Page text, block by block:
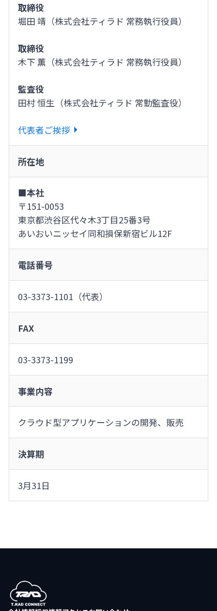
取締役
堀田 靖（株式会社ティラド 常務執行役員）
取締役
木下 薫（株式会社ティラド 常務執行役員）
監査役
田村 恒生（株式会社ティラド 常勤監査役）
代表者ご挨拶
所在地
■本社
〒151-0053
東京都渋谷区代々木3丁目25番3号
あいおいニッセイ同和損保新宿ビル12F
電話番号
03-3373-1101（代表）
FAX
03-3373-1199
事業内容
クラウド型アプリケーションの開発、販売
決算期
3月31日